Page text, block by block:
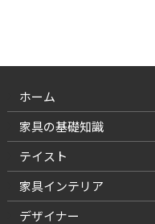
ホーム
家具の基礎知識
テイスト
家具インテリア
デザイナー